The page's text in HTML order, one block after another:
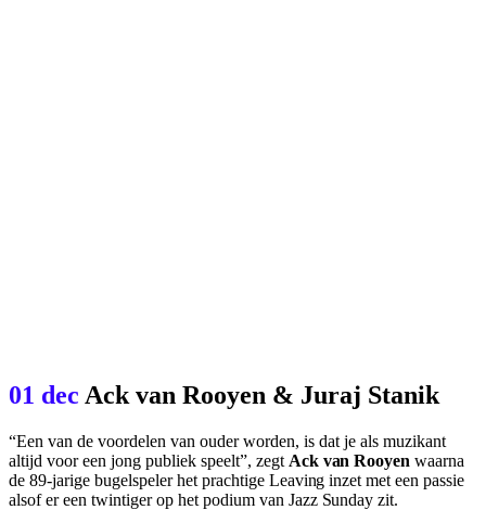
01 dec Ack van Rooyen & Juraj Stanik
“Een van de voordelen van ouder worden, is dat je als muzikant
altijd voor een jong publiek speelt”, zegt Ack van Rooyen waarna
de 89-jarige bugelspeler het prachtige Leaving inzet met een passie
alsof er een twintiger op het podium van Jazz Sundayzit.